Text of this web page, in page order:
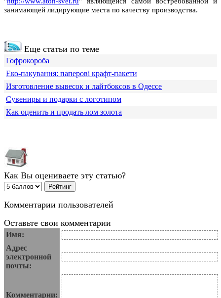
занимающей лидирующие места по качеству производства.
Еще статьи по теме
Гофрокороба
Еко-пакування: паперові крафт-пакети
Изготовление вывесок и лайтбоксов в Одессе
Сувениры и подарки с логотипом
Как оценить и продать лом золота
Как Вы оцениваете эту статью?
Комментарии пользователей
Оставьте свои комментарии
Имя:
Адрес
электронной
почты:
Комментарии: